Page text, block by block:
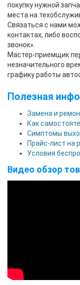
покупку нужной
места на
Связаться с нами
контактах, либо
звонок».
Мастер-приемщик
незначительного
графику работы
Полезная
Замена и
Как
Симптомы
Прайс-лист на
Условия
Видео обзор